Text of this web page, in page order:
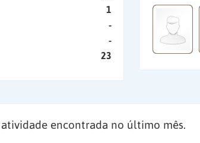
1
-
-
23
encontrada no último mês.